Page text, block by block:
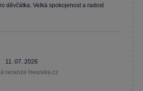
11. 07. 2026
recenze Heureka.cz
děvčátka. Velká spokojenost a radost